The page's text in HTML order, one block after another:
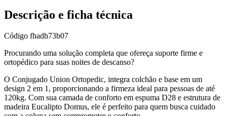
Descrição e ficha técnica
Código fhadh73b07
Procurando uma solução completa que ofereça suporte firme e
ortopédico para suas noites de descanso?
O Conjugado Union Ortopedic, integra colchão e base em um
design 2 em 1, proporcionando a firmeza ideal para pessoas de até
120kg. Com sua camada de conforto em espuma D28 e estrutura de
madeira Eucalipto Domus, ele é perfeito para quem busca cuidado